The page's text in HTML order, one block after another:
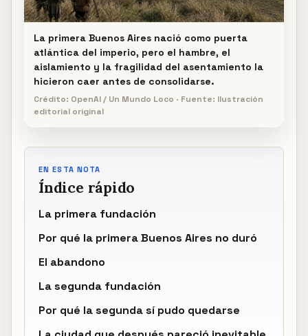
La primera Buenos Aires nació como puerta
atlántica del imperio, pero el hambre, el
aislamiento y la fragilidad del asentamiento la
hicieron caer antes de consolidarse.
Crédito: OpenAI / Un Mundo Loco · Fuente: Ilustración
editorial original
EN ESTA NOTA
Índice rápido
La primera fundación
Por qué la primera Buenos Aires no duró
El abandono
La segunda fundación
Por qué la segunda sí pudo quedarse